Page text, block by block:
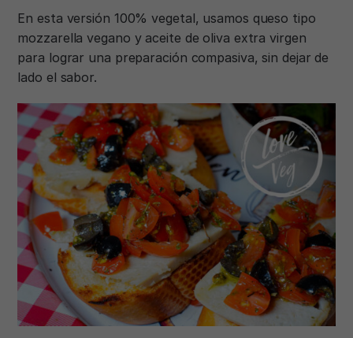
En esta versión 100% vegetal, usamos queso tipo
mozzarella vegano y aceite de oliva extra virgen
para lograr una preparación compasiva, sin dejar de
lado el sabor.